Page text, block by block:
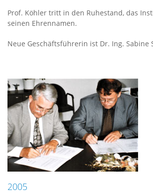
Prof. Köhler tritt in den Ruhestand, das
seinen Ehrennamen.
Neue Geschäftsführerin ist Dr. Ing. Sabine
2005